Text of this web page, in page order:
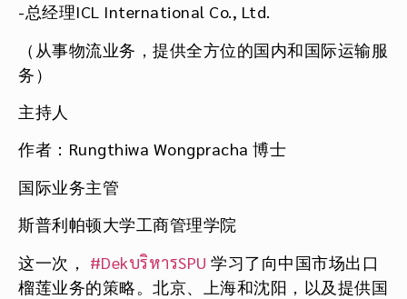
-总经理ICL International Co., Ltd.
（从事物流业务，提供全方位的国内和国际运输服
务）
主持人
作者：Rungthiwa Wongpracha 博士
国际业务主管
斯普利帕顿大学工商管理学院
这一次， #DekบริหารSPU 学习了向中国市场出口
榴莲业务的策略。北京、上海和沈阳，以及提供国